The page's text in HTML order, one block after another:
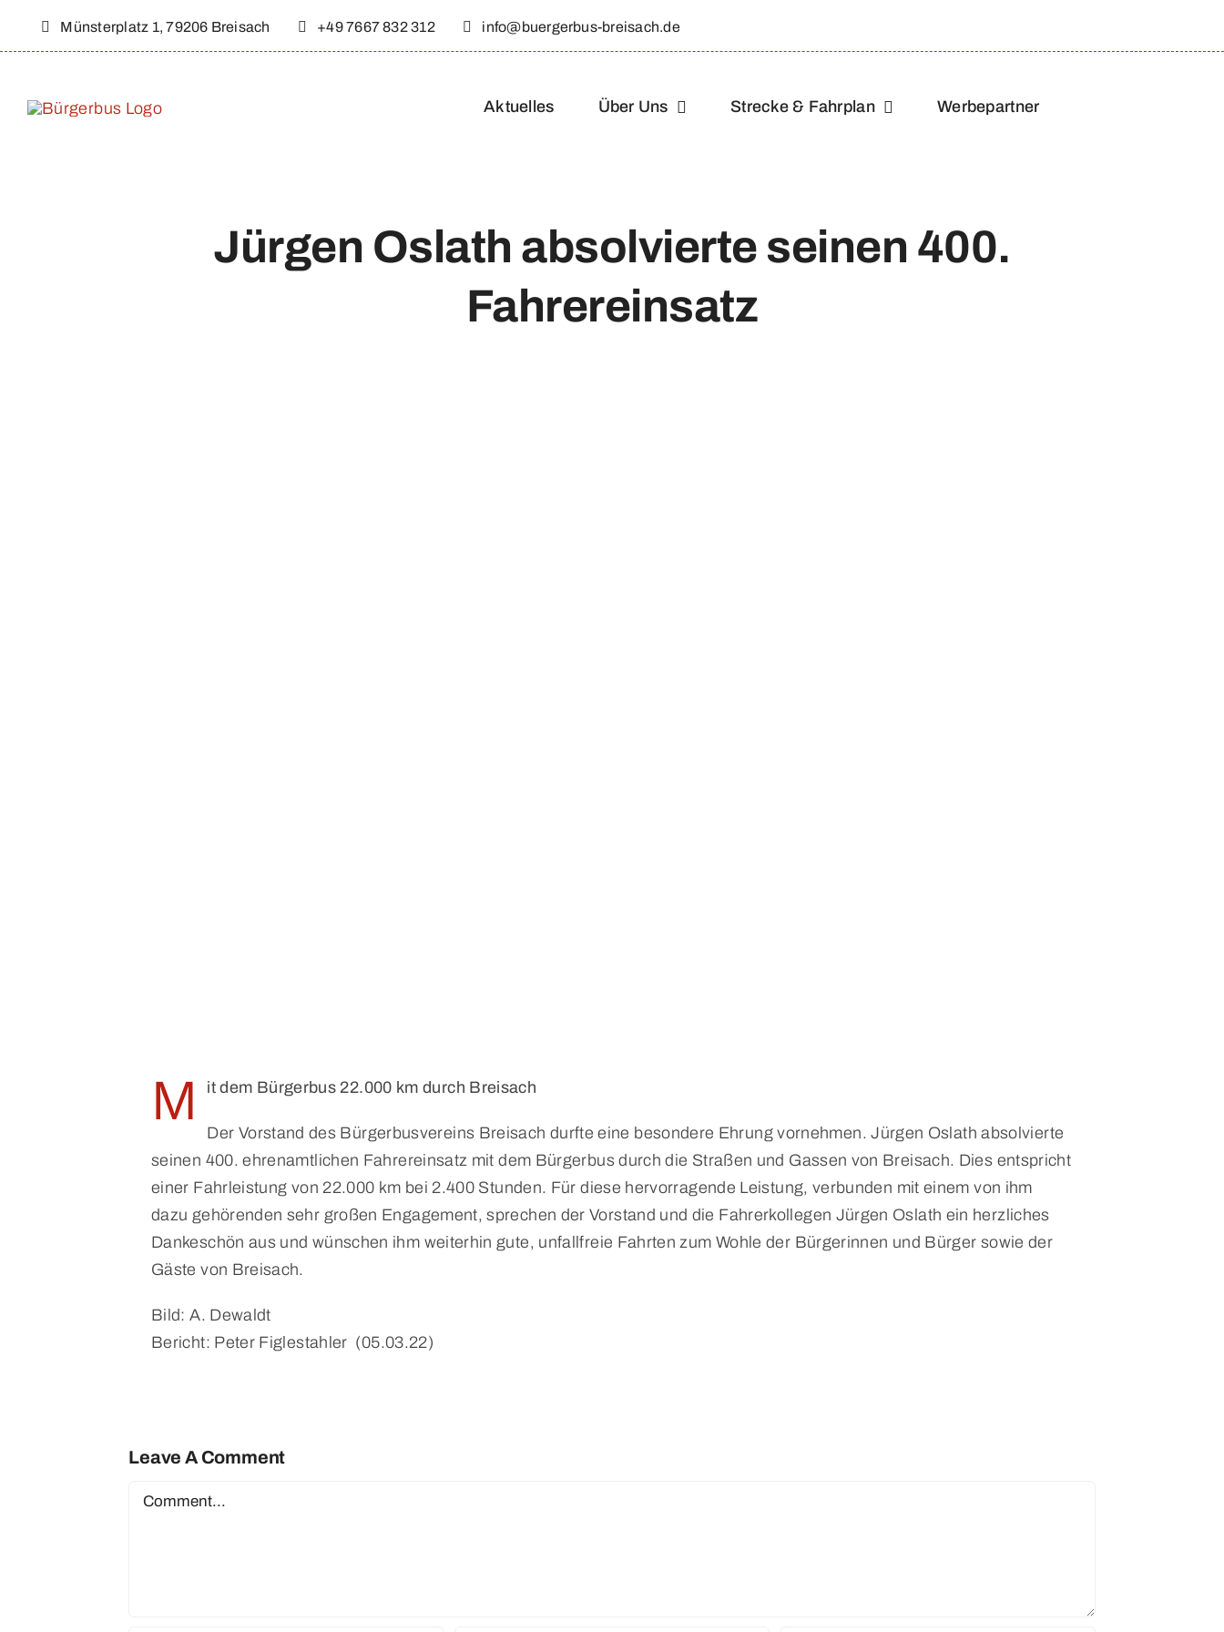
Münsterplatz 1, 79206 Breisach +49 7667 832 312 info@buergerbus-breisach.de
Aktuelles Über Uns Strecke & Fahrplan Werbepartner
Jürgen Oslath absolvierte seinen 400.
Fahrereinsatz
M it dem Bürgerbus 22.000 km durch Breisach
Der Vorstand des Bürgerbusvereins Breisach durfte eine besondere Ehrung vornehmen. Jürgen Oslath absolvierte
seinen 400. ehrenamtlichen Fahrereinsatz mit dem Bürgerbus durch die Straßen und Gassen von Breisach. Dies entspricht
einer Fahrleistung von 22.000 km bei 2.400 Stunden. Für diese hervorragende Leistung, verbunden mit einem von ihm
dazu gehörenden sehr großen Engagement, sprechen der Vorstand und die Fahrerkollegen Jürgen Oslath ein herzliches
Dankeschön aus und wünschen ihm weiterhin gute, unfallfreie Fahrten zum Wohle der Bürgerinnen und Bürger sowie der
Gäste von Breisach.
Bild: A. Dewaldt
Bericht: Peter Figlestahler (05.03.22)
Leave A Comment
Comment